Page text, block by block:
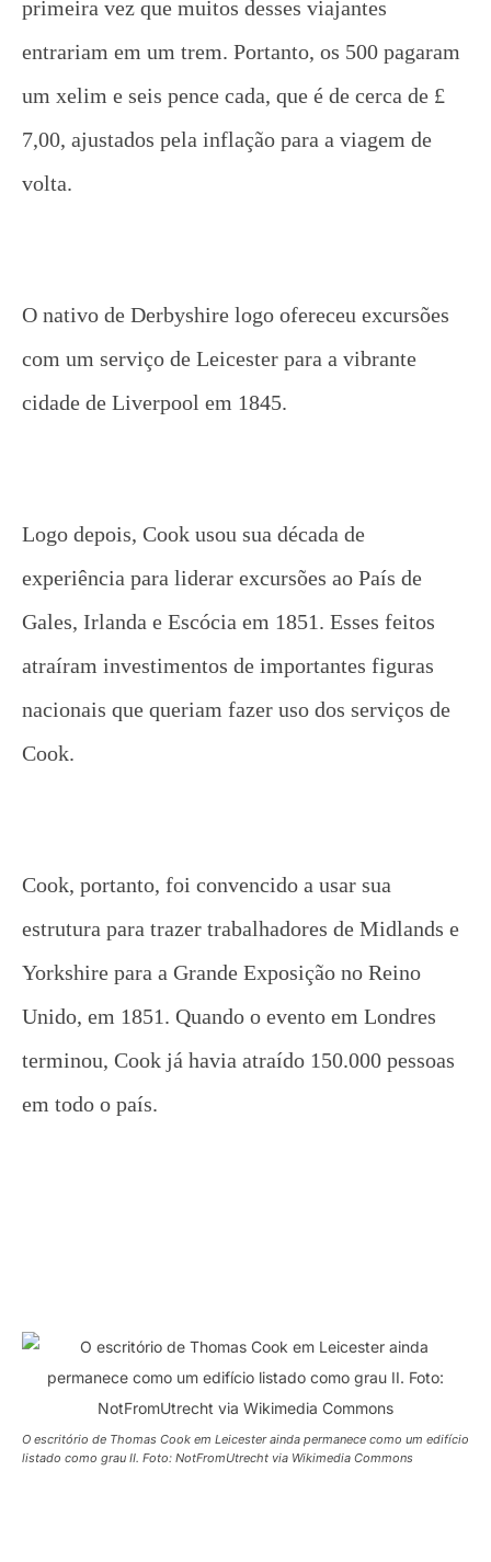
primeira vez que muitos desses viajantes
entrariam em um trem. Portanto, os 500 pagaram
um xelim e seis pence cada, que é de cerca de £
7,00, ajustados pela inflação para a viagem de
volta.
O nativo de Derbyshire logo ofereceu excursões
com um serviço de Leicester para a vibrante
cidade de Liverpool em 1845.
Logo depois, Cook usou sua década de
experiência para liderar excursões ao País de
Gales, Irlanda e Escócia em 1851. Esses feitos
atraíram investimentos de importantes figuras
nacionais que queriam fazer uso dos serviços de
Cook.
Cook, portanto, foi convencido a usar sua
estrutura para trazer trabalhadores de Midlands e
Yorkshire para a Grande Exposição no Reino
Unido, em 1851. Quando o evento em Londres
terminou, Cook já havia atraído 150.000 pessoas
em todo o país.
O escritório de Thomas Cook em Leicester ainda permanece como um edifício
listado como grau II. Foto: NotFromUtrecht via Wikimedia Commons